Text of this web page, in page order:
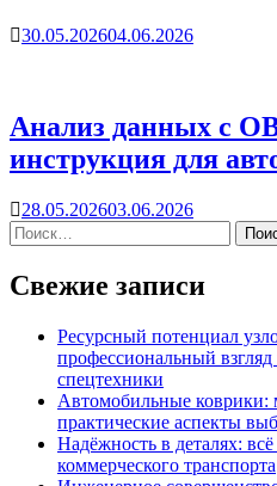
30.05.202604.06.2026
Анализ данных с
инструкция для
28.05.202603.06.2026
Свежие записи
Ресурсный потенциал
профессиональный
спецтехники
Автомобильные коврики:
практические аспекты
Надёжность в деталях:
коммерческого транспорта